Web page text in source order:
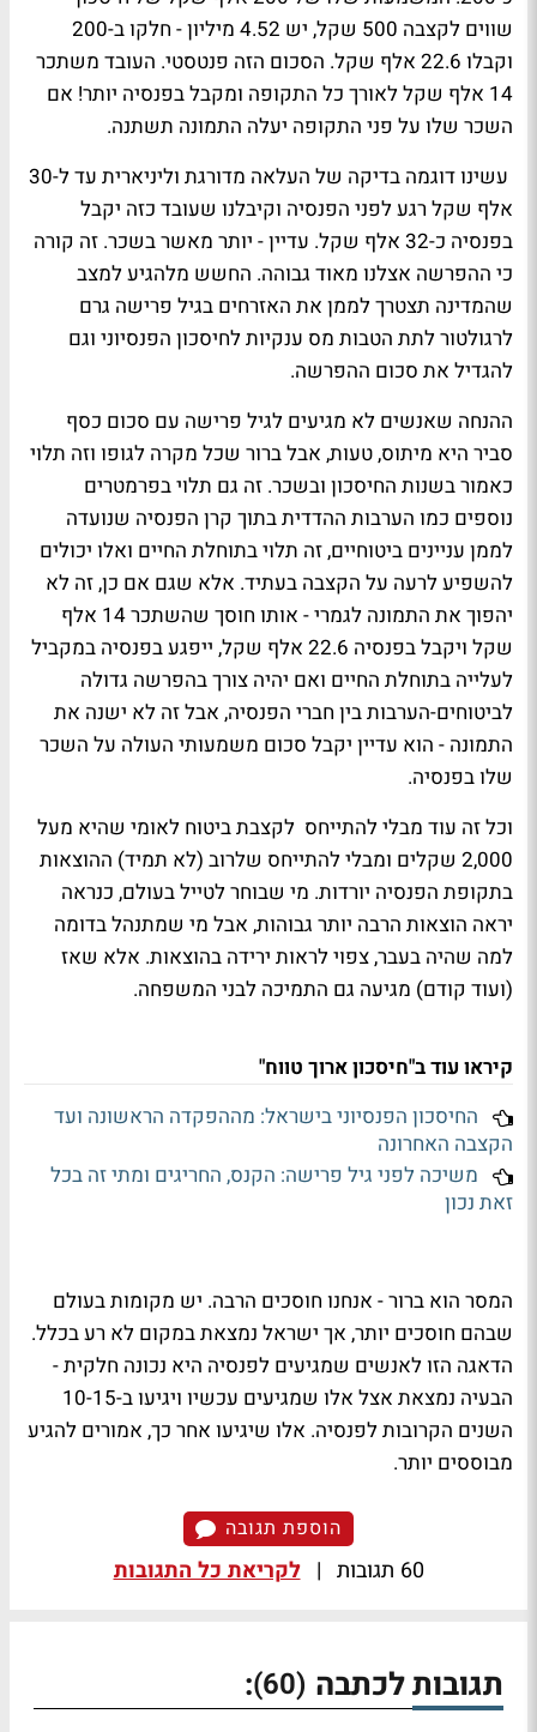
שווים לקצבה 500 שקל, יש 4.52 מיליון - חלקו ב-200
וקבלו 22.6 אלף שקל. הסכום הזה פנטסטי. העובד משתכר
14 אלף שקל לאורך כל התקופה ומקבל בפנסיה יותר! אם
השכר שלו על פני התקופה יעלה התמונה תשתנה.
עשינו דוגמה בדיקה של העלאה מדורגת וליניארית עד ל-30
אלף שקל רגע לפני הפנסיה וקיבלנו שעובד כזה יקבל
בפנסיה כ-32 אלף שקל. עדיין - יותר מאשר בשכר. זה קורה
כי ההפרשה אצלנו מאוד גבוהה. החשש מלהגיע למצב
שהמדינה תצטרך לממן את האזרחים בגיל פרישה גרם
לרגולטור לתת הטבות מס ענקיות לחיסכון הפנסיוני וגם
להגדיל את סכום ההפרשה.
ההנחה שאנשים לא מגיעים לגיל פרישה עם סכום כסף
סביר היא מיתוס, טעות, אבל ברור שכל מקרה לגופו וזה תלוי
כאמור בשנות החיסכון ובשכר. זה גם תלוי בפרמטרים
נוספים כמו הערבות ההדדית בתוך קרן הפנסיה שנועדה
לממן עניינים ביטוחיים, זה תלוי בתוחלת החיים ואלו יכולים
להשפיע לרעה על הקצבה בעתיד. אלא שגם אם כן, זה לא
יהפוך את התמונה לגמרי - אותו חוסך שהשתכר 14 אלף
שקל ויקבל בפנסיה 22.6 אלף שקל, ייפגע בפנסיה במקביל
לעלייה בתוחלת החיים ואם יהיה צורך בהפרשה גדולה
לביטוחים-הערבות בין חברי הפנסיה, אבל זה לא ישנה את
התמונה - הוא עדיין יקבל סכום משמעותי העולה על השכר
שלו בפנסיה.
וכל זה עוד מבלי להתייחס לקצבת ביטוח לאומי שהיא מעל
2,000 שקלים ומבלי להתייחס שלרוב (לא תמיד) ההוצאות
בתקופת הפנסיה יורדות. מי שבוחר לטייל בעולם, כנראה
יראה הוצאות הרבה יותר גבוהות, אבל מי שמתנהל בדומה
למה שהיה בעבר, צפוי לראות ירידה בהוצאות. אלא שאז
(ועוד קודם) מגיעה גם התמיכה לבני המשפחה.
קיראו עוד ב"חיסכון ארוך טווח"
החיסכון הפנסיוני בישראל: מההפקדה הראשונה ועד
הקצבה האחרונה
משיכה לפני גיל פרישה: הקנס, החריגים ומתי זה בכל
זאת נכון
המסר הוא ברור - אנחנו חוסכים הרבה. יש מקומות בעולם
שבהם חוסכים יותר, אך ישראל נמצאת במקום לא רע בכלל.
הדאגה הזו לאנשים שמגיעים לפנסיה היא נכונה חלקית -
הבעיה נמצאת אצל אלו שמגיעים עכשיו ויגיעו ב-10-15
השנים הקרובות לפנסיה. אלו שיגיעו אחר כך, אמורים להגיע
מבוססים יותר.
הוספת תגובה
60 תגובות | לקריאת כל התגובות
תגובות לכתבה (60)
: